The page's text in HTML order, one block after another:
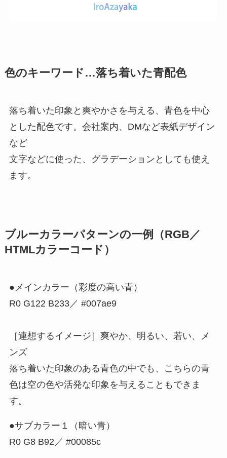
色のキーワード …落ち着いた青配色
落ち着いた印象と爽やかさを与える、青色を中心
とした配色です。会社案内、DMなど表紙デザイン
など
文字などに使った、グラデーションとしても使え
ます。
ブルーカラーパターンの一例（RGB／
HTMLカラーコード）
●メインカラー（彩度の高い青）
R0 G122 B233／ #007ae9
［連想するイメージ］爽やか、明るい、若い、メ
ンズ
落ち着いた印象のある青色の中でも、こちらの青
色は空の色や活発な印象を与えることもできま
す。
●サブカラー１（暗い青）
R0 G8 B92／ #00085c